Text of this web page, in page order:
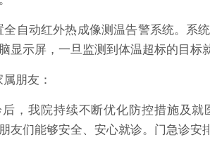
全自动红外热成像测温告警系统。系
显示屏，一旦监测到体温超标的目标
朋友：
后，我院持续不断优化防控措施及
友们能够安全、安心就诊。门急诊安